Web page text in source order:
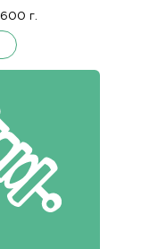
600 г.